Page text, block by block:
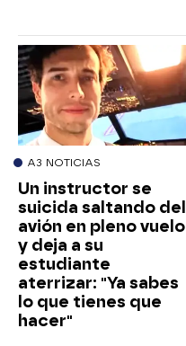
A3 NOTICIAS
Un instructor se
suicida saltando del
avión en pleno vuelo
y deja a su
estudiante
aterrizar: "Ya sabes
lo que tienes que
hacer"